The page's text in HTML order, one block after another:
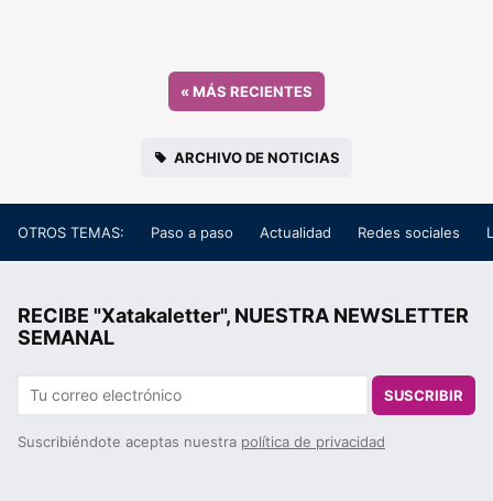
«MÁS RECIENTES
ARCHIVO DE NOTICIAS
OTROS TEMAS: Paso a paso Actualidad Redes sociales
RECIBE "Xatakaletter", NUESTRA NEWSLETTER
SEMANAL
SUSCRIBIR
Suscribiéndote aceptas nuestra política de privacidad